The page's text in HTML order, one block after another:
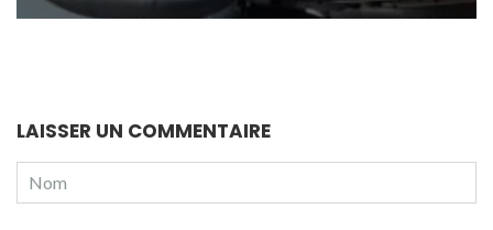
LAISSER UN COMMENTAIRE